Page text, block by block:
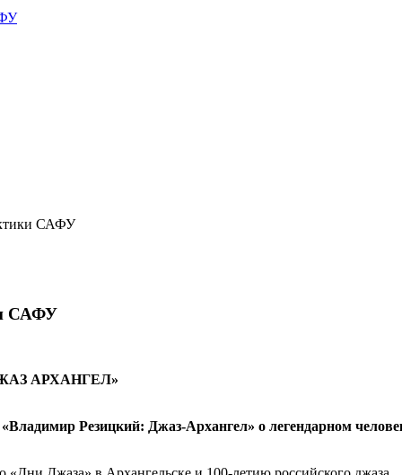
САФУ
САФУ
АРХАНГЕЛ»
Резицкий: Джаз-Архангел» о легендарном